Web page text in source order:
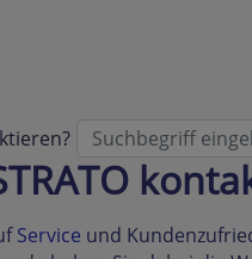
Service und